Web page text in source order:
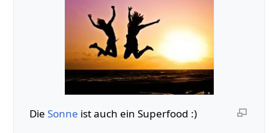
Die Sonne ist auch ein Superfood :)